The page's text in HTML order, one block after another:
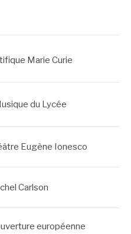
Marie Curie
du Lycée
Eugène Ionesco
Carlson
européenne